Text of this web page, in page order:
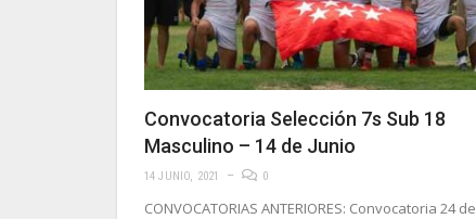
Convocatoria Selección 7s Sub 18
Masculino – 14 de Junio
14 JUNIO, 2021 0
CONVOCATORIAS ANTERIORES: Convocatoria 24 de